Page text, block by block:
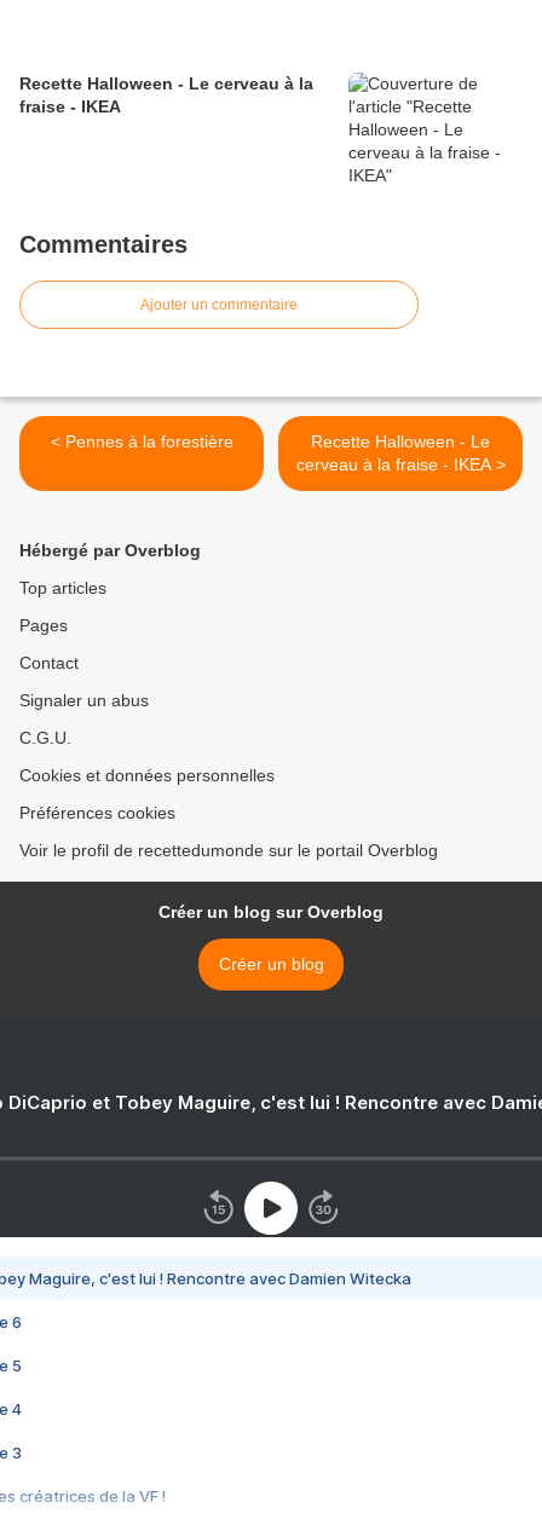
Recette Halloween - Le cerveau à la
fraise - IKEA
Commentaires
Ajouter un commentaire
< Pennes à la forestière
Recette Halloween - Le
cerveau à la fraise - IKEA >
Hébergé par Overblog
Top articles
Pages
Contact
Signaler un abus
C.G.U.
Cookies et données personnelles
Préférences cookies
Voir le profil de recettedumonde sur le portail Overblog
Créer un blog sur Overblog
Créer un blog
DiCaprio et Tobey Maguire, c'est lui ! Rencontre avec
Maguire, c'est lui ! Rencontre avec Damien Witecka
6
5
4
3
créatrices de la VF !